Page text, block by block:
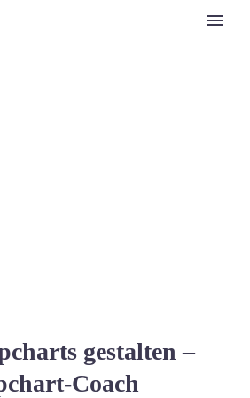
gestalten –
Coach